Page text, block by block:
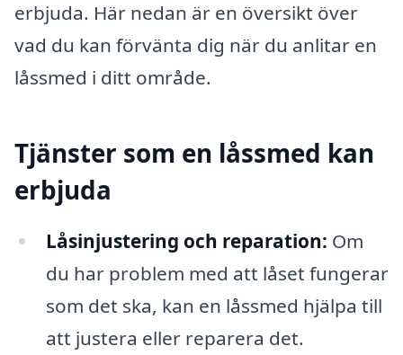
erbjuda. Här nedan är en översikt över
vad du kan förvänta dig när du anlitar en
låssmed i ditt område.
Tjänster som en låssmed kan
erbjuda
Låsinjustering och reparation: Om
du har problem med att låset fungerar
som det ska, kan en låssmed hjälpa till
att justera eller reparera det.